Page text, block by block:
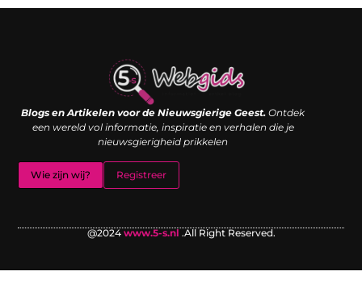
Blogs en Artikelen voor de Nieuwsgierige Geest. Ontdek
een wereld vol informatie, inspiratie en verhalen die je
nieuwsgierigheid prikkelen
Wie zijn wij? Registreer
@2024 www.5-s.nl .All Right Reserved.